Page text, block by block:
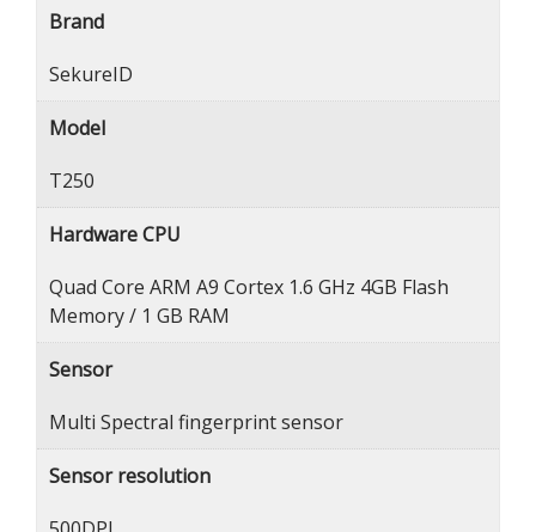
Brand
SekureID
Model
T250
Hardware CPU
Quad Core ARM A9 Cortex 1.6 GHz 4GB Flash
Memory / 1 GB RAM
Sensor
Multi Spectral fingerprint sensor
Sensor resolution